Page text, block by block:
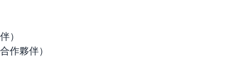
）
作夥伴）